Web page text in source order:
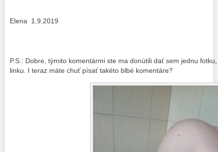
Elena 1.9.2019
P.S.: Dobre, týmito komentármi ste ma donútili dať sem jednu
linku. I teraz máte chuť písať takéto blbé komentáre?